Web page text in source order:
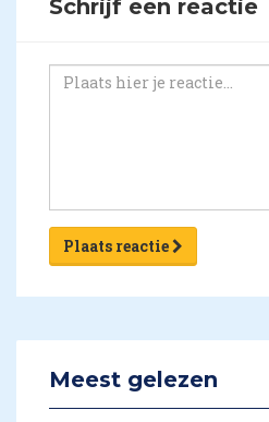
Schrijf een reactie
Plaats reactie
Meest gelezen